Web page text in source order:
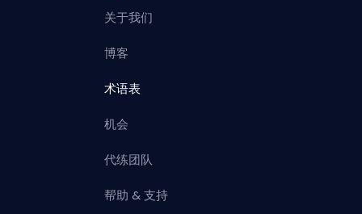
关于我们
博客
术语表
机会
代练团队
帮助 & 支持